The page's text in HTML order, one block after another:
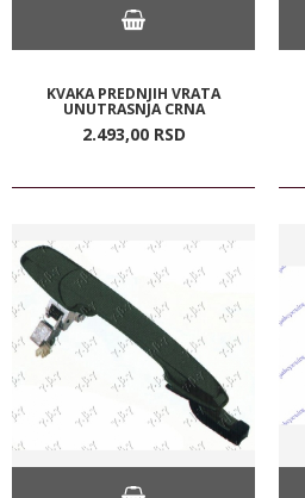
KVAKA PREDNJIH VRATA
UNUTRASNJA CRNA
2.493,00 RSD